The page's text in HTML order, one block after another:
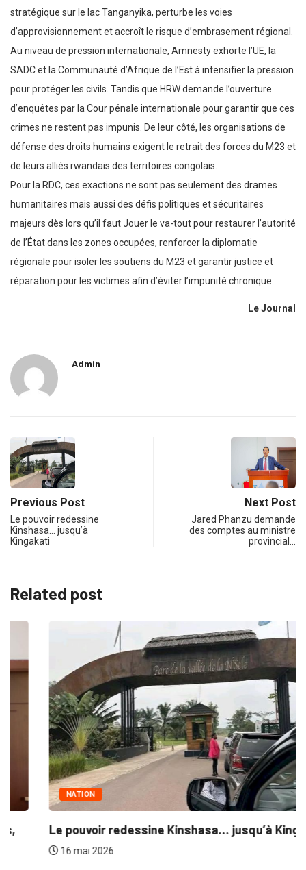
stratégique sur le lac Tanganyika, perturbe les voies
d’approvisionnement et accroît le risque d’embrasement régional.
Au niveau de pression internationale, Amnesty exhorte l’UE, la
SADC et la Communauté d’Afrique de l’Est à intensifier la pression
pour protéger les civils. Tandis que HRW demande l’ouverture
d’enquêtes par la Cour pénale internationale pour garantir que ces
crimes ne restent pas impunis. De leur côté, les organisations de
défense des droits humains exigent le retrait des forces du M23 et
de leurs alliés rwandais des territoires congolais.
Pour la RDC, ces exactions ne sont pas seulement des drames
humanitaires mais aussi des défis politiques et sécuritaires
majeurs dès lors qu’il faut Jouer le va-tout pour restaurer l’autorité
de l’État dans les zones occupées, renforcer la diplomatie
régionale pour isoler les soutiens du M23 et garantir justice et
réparation pour les victimes afin d’éviter l’impunité chronique.
Le Journal
Admin
Previous Post
Le pouvoir redessine
Kinshasa… jusqu’à
Kingakati
Next Post
Jared Phanzu demande
des comptes au ministre
provincial…
Related post
NATION
Le pouvoir redessine Kinshasa… jusqu’à Kingakati
16 mai 2026